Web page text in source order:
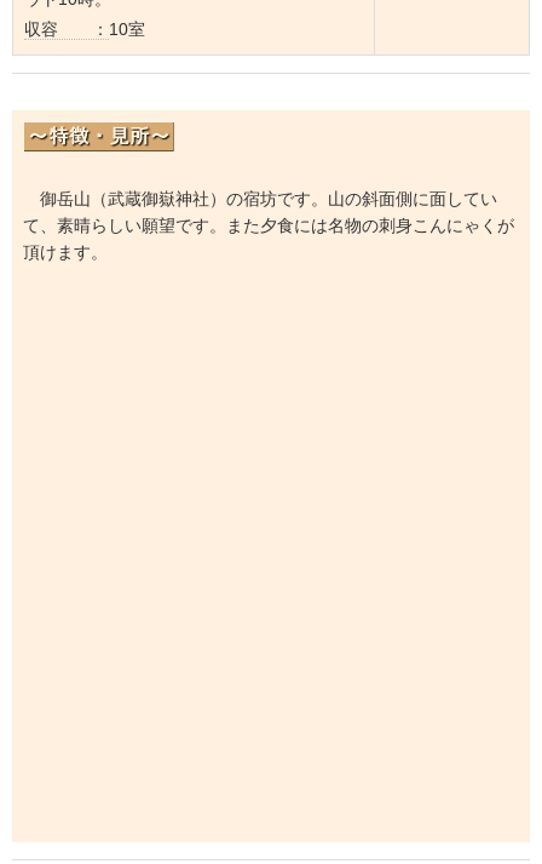
収容 ： 10室
御岳山（武蔵御嶽神社）の宿坊です。山の斜面側に面してい
て、素晴らしい願望です。また夕食には名物の刺身こんにゃくが
頂けます。